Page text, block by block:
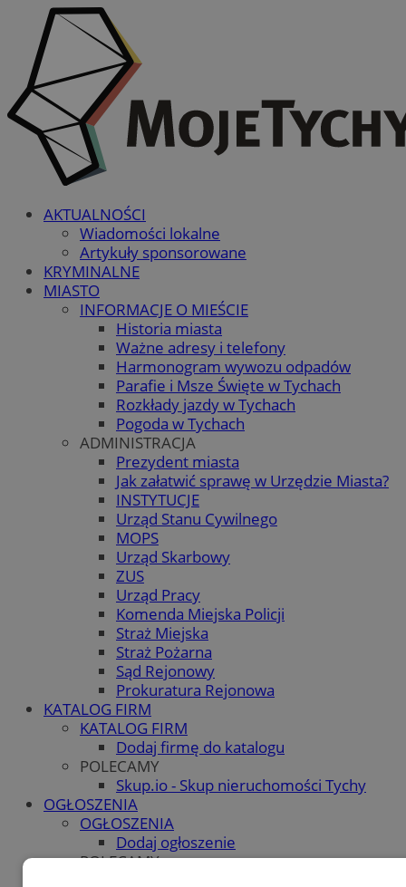
AKTUALNOŚCI
Wiadomości lokalne
Artykuły sponsorowane
KRYMINALNE
MIASTO
INFORMACJE O MIEŚCIE
Historia miasta
Ważne adresy i telefony
Harmonogram wywozu odpadów
Parafie i Msze Święte w Tychach
Rozkłady jazdy w Tychach
Pogoda w Tychach
ADMINISTRACJA
Prezydent miasta
Jak załatwić sprawę w Urzędzie Miasta?
INSTYTUCJE
Urząd Stanu Cywilnego
MOPS
Urząd Skarbowy
ZUS
Urząd Pracy
Komenda Miejska Policji
Straż Miejska
Straż Pożarna
Sąd Rejonowy
Prokuratura Rejonowa
KATALOG FIRM
KATALOG FIRM
Dodaj firmę do katalogu
POLECAMY
Skup.io - Skup nieruchomości Tychy
OGŁOSZENIA
OGŁOSZENIA
Dodaj ogłoszenie
POLECAMY